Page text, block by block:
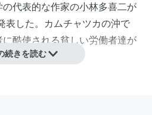
代表的な作家の小林多喜二が
表した。カムチャツカの沖で
酷使される貧しい労働者達が
続きを読む